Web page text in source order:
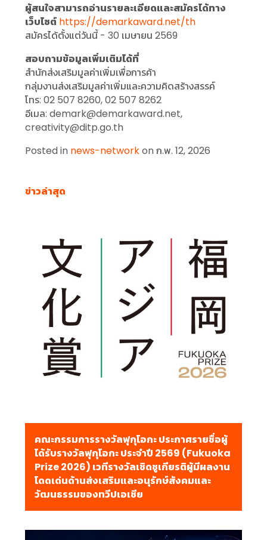
ผู้สนใจสามารถอ่านรายละเอียดและสมัครได้ทาง
เว็บไซต์ https://demarkaward.net/th
สมัครได้ตั้งแต่วันนี้ - 30 เมษายน 2569
สอบถามข้อมูลเพิ่มเติมได้ที่
สำนักส่งเสริมมูลค่าเพิ่มเพื่อการค้า
กลุ่มงานส่งเสริมมูลค่าเพิ่มและความคิดสร้างสรรค์
โทร​: 0​2 507 8260, 02 507 8262
อีเมล​: demark@demarkaward.net,
creativity@ditp.go.th
Posted in news-networkon ก.พ. 12, 2026
ข่าวล่าสุด
คณะกรรมการรางวัลฟุกุโอกะ ประกาศรายชื่อผู้
ได้รับรางวัลฟุกุโอกะ ประจำปี 2569 (Fukuoka
Prize 2026) เวทีรางวัลเชิดชูเกียรติผู้มีผลงาน
โดดเด่นด้านส่งเสริมและอนุรักษ์สังคมและ
วัฒนธรรมของทวีปเอเชีย